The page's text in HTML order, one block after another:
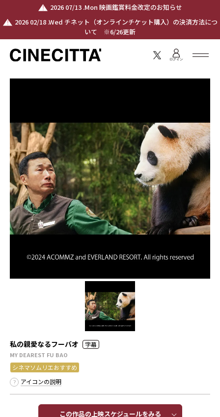
2026 07/13 .Mon 映画鑑賞料金改定のお知らせ
2026 02/18 .Wed チネット（オンラインチケット購入）の決済方法につ
いて ※6/26更新
ログイン
私の親愛なるフーバオ 字幕
MY DEAREST FU BAO
シネマソムリエおすすめ
アイコンの説明
この作品の上映スケジュールをみる​​